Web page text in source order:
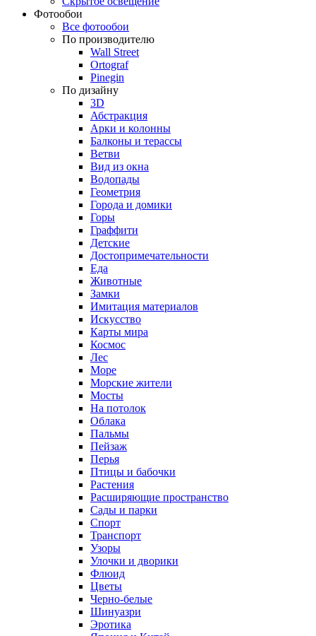
Фотообои
Все фотообои
По производителю
Wall Street
Ortograf
Pinegin
По дизайну
3D
Абстракция
Арки и колонны
Балконы и терассы
Ветви
Вид из окна
Водопады
Геометрия
Города и домики
Горы
Граффити
Детские
Достопримечательности
Еда
Животные
Замки
Имитация материалов
Искусство
Карты мира
Космос
Лес
Море
Морские жители
Мосты
На потолок
Облака
Пальмы
Пейзаж
Перья
Птицы и бабочки
Растения
Расширяющие пространство
Сады и парки
Спорт
Транспорт
Узоры
Улочки и дворики
Флюид
Цветы
Черно-белые
Шинуазри
Эротика